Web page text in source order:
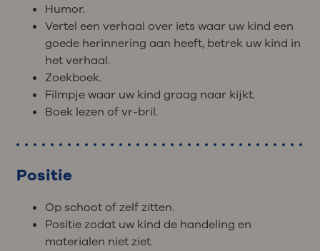
Humor.
Vertel een verhaal over iets waar uw kind een
goede herinnering aan heeft, betrek uw kind in
het verhaal.
Zoekboek.
Filmpje waar uw kind graag naar kijkt.
Boek lezen of vr-bril.
Positie
Op schoot of zelf zitten.
Positie zodat uw kind de handeling en
materialen niet ziet.